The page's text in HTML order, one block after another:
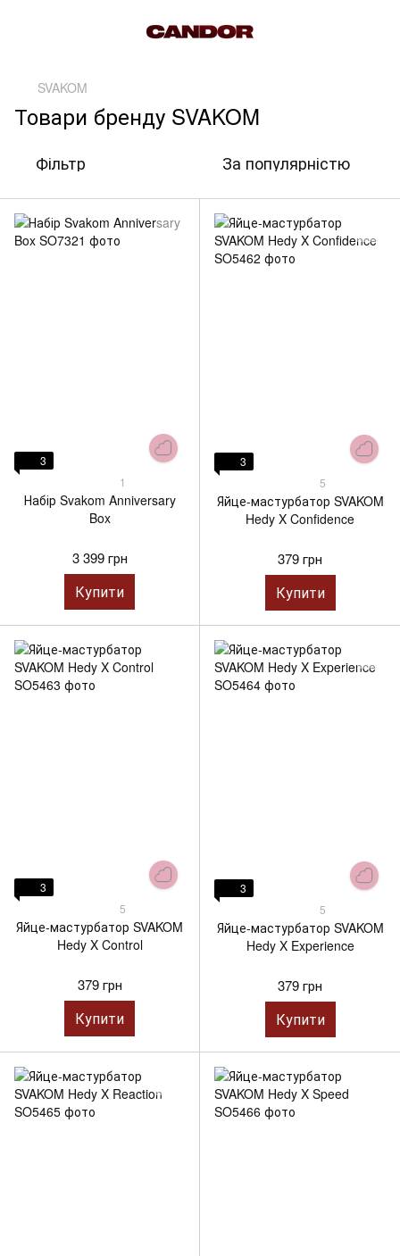
SVAKOM
Товари бренду SVAKOM
Фільтр За популярністю
3
1
Набір Svakom Anniversary
Box
3 399 грн
Купити
3
5
Яйце-мастурбатор SVAKOM
Hedy X Confidence
379 грн
Купити
3
5
Яйце-мастурбатор SVAKOM
Hedy X Control
379 грн
Купити
3
5
Яйце-мастурбатор SVAKOM
Hedy X Experience
379 грн
Купити